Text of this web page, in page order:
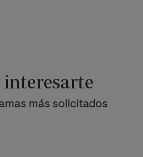
interesarte
más solicitados